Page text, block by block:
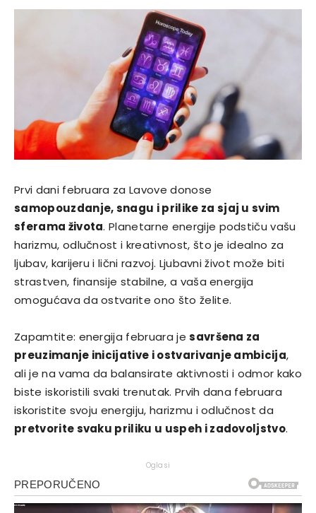
Prvi dani februara za Lavove donose
samopouzdanje, snagu i prilike za sjaj u svim
sferama života. Planetarne energije podstiču vašu
harizmu, odlučnost i kreativnost, što je idealno za
ljubav, karijeru i lični razvoj. Ljubavni život može biti
strastven, finansije stabilne, a vaša energija
omogućava da ostvarite ono što želite.
Zapamtite: energija februara jesavršena za
preuzimanje inicijative i ostvarivanje ambicija,
ali je na vama da balansirate aktivnosti i odmor kako
biste iskoristili svaki trenutak. Prvih dana februara
iskoristite svoju energiju, harizmu i odlučnost da
pretvorite svaku priliku u uspeh i zadovoljstvo.
Oglasi